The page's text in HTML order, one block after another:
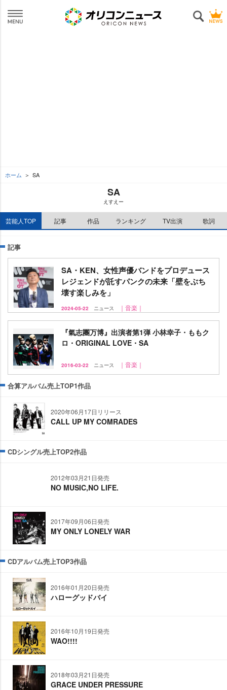
ホーム SA
SA
えすえー
芸能人TOP 記事 作品 ランキング TV出演 歌詞
記事
SA・KEN、女性声優バンドをプロデュース
レジェンドが託すパンクの未来「壁をぶち
壊す楽しみを」
2024-05-22 ニュース ｜音楽｜
『氣志團万博』出演者第1弾 小林幸子・ももク
ロ・ORIGINAL LOVE・SA
2016-03-22 ニュース ｜音楽｜
合算アルバム売上TOP1作品
2020年06月17日リリース
CALL UP MY COMRADES
CDシングル売上TOP2作品
2012年03月21日発売
NO MUSIC,NO LIFE.
2017年09月06日発売
MY ONLY LONELY WAR
CDアルバム売上TOP3作品
2016年01月20日発売
ハローグッドバイ
2016年10月19日発売
WAO!!!!
2018年03月21日発売
GRACE UNDER PRESSURE